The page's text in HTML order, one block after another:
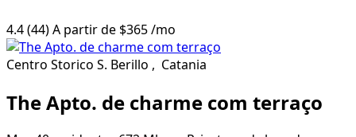
4.4(44)A partir de $365/mo
Centro Storico S. Berillo , Catania
The Apto. de charme com terraço